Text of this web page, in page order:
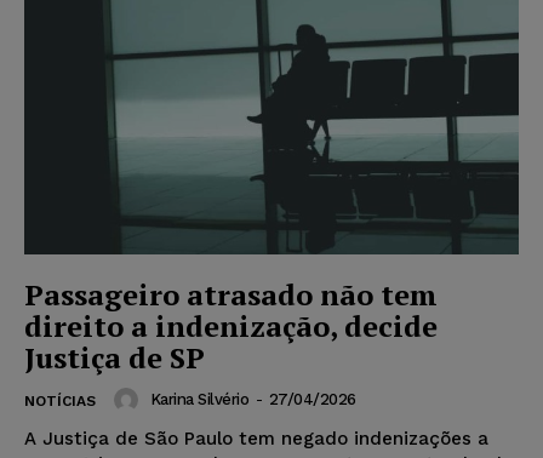
Passageiro atrasado não tem
direito a indenização, decide
Justiça de SP
NOTÍCIAS Karina Silvério - 27/04/2026
A Justiça de São Paulo tem negado indenizações a